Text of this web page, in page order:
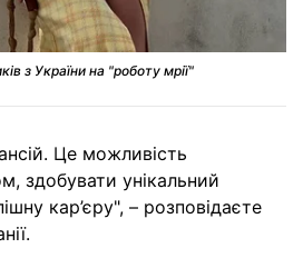
з України на "роботу мрії"
Це можливість
здобувати унікальний
кар’єру", – розповідаєте